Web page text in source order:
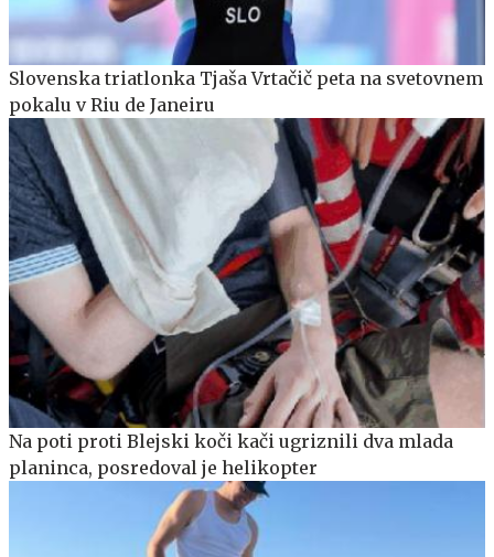
Slovenska triatlonka Tjaša Vrtačič peta na svetovnem
pokalu v Riu de Janeiru
Na poti proti Blejski koči kači ugriznili dva mlada
planinca, posredoval je helikopter